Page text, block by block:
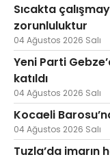
Sıcakta
zorunluluktur
04 Ağustos 2026 Salı
Yeni Parti
katıldı
04 Ağustos 2026 Salı
Kocaeli
04 Ağustos 2026 Salı
Tuzla’da imarın